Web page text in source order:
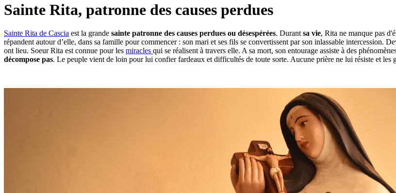
Sainte Rita, patronne des causes perdues
Sainte Rita de Cascia est la grande sainte patronne des causes perdues ou désespérées. Durant sa vie, Rita ne manque pas
répandent autour d’elle, dans sa famille pour commencer : son mari et ses fils se convertissent par son inlassable intercession.
ont lieu. Soeur Rita est connue pour les miracles qui se réalisent à travers elle. A sa mort, son entourage assiste à des
décompose pas. Le peuple vient de loin pour lui confier fardeaux et difficultés de toute sorte. Aucune prière ne lui résiste et les